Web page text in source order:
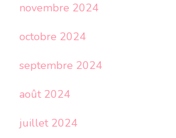
novembre 2024
octobre 2024
septembre 2024
août 2024
juillet 2024